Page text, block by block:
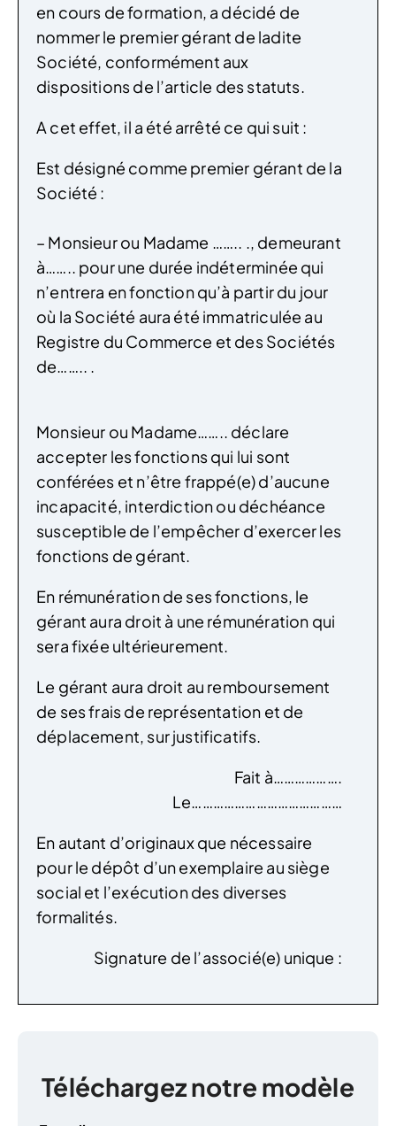
en cours de formation, a décidé de
nommer le premier gérant de ladite
Société, conformément aux
dispositions de l’article des statuts.
A cet effet, il a été arrêté ce qui suit :
Est désigné comme premier gérant de la
Société :
– Monsieur ou Madame …….. ., demeurant
à…….. pour une durée indéterminée qui
n’entrera en fonction qu’à partir du jour
où la Société aura été immatriculée au
Registre du Commerce et des Sociétés
de…….. .
Monsieur ou Madame…….. déclare
accepter les fonctions qui lui sont
conférées et n’être frappé(e) d’aucune
incapacité, interdiction ou déchéance
susceptible de l’empêcher d’exercer les
fonctions de gérant.
En rémunération de ses fonctions, le
gérant aura droit à une rémunération qui
sera fixée ultérieurement.
Le gérant aura droit au remboursement
de ses frais de représentation et de
déplacement, sur justificatifs.
Fait à……………….
Le……………………………………
En autant d’originaux que nécessaire
pour le dépôt d’un exemplaire au siège
social et l’exécution des diverses
formalités.
Signature de l’associé(e) unique :
Téléchargez notre modèle